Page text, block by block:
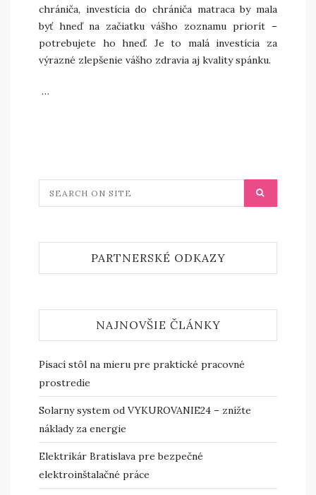
chrániča, investícia do chrániča matraca by mala
byť hneď na začiatku vášho zoznamu priorít –
potrebujete ho hneď. Je to malá investícia za
výrazné zlepšenie vášho zdravia aj kvality spánku.
…
PARTNERSKÉ ODKAZY
NAJNOVŠIE ČLÁNKY
Písací stôl na mieru pre praktické pracovné
prostredie
Solarny system od VYKUROVANIE24 – znížte
náklady za energie
Elektrikár Bratislava pre bezpečné
elektroinštalačné práce